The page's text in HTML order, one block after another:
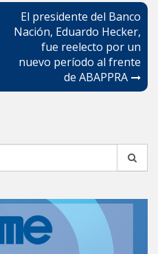
El presidente del Banco
Nación, Eduardo Hecker,
fue reelecto por un
nuevo período al frente
de ABAPPRA